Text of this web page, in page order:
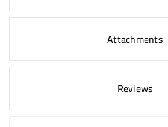
Attachments
Reviews